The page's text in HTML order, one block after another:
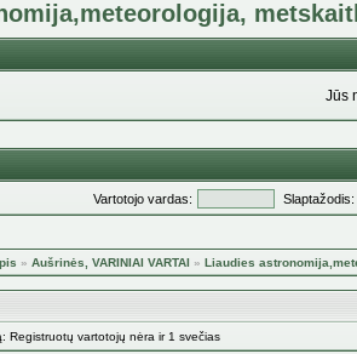
Jūs
Vartotojo vardas: Slaptažodis:
» Aušrinės, VARINIAI VARTAI » Liaudies
Registruotų vartotojų nėra ir 1 svečias